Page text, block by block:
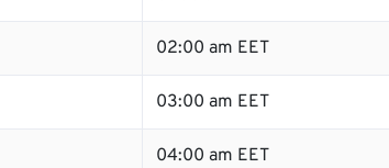
02:00 am EET
03:00 am EET
04:00 am EET